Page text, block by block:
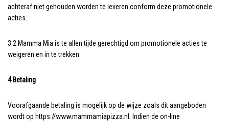
achteraf niet gehouden worden te leveren conform deze promotionele
acties.
3.2 Mamma Mia is te allen tijde gerechtigd om promotionele acties te
weigeren en in te trekken.
4 Betaling
Voorafgaande betaling is mogelijk op de wijze zoals dit aangeboden
wordt op https://www.mammamiapizza.nl. Indien de on-line